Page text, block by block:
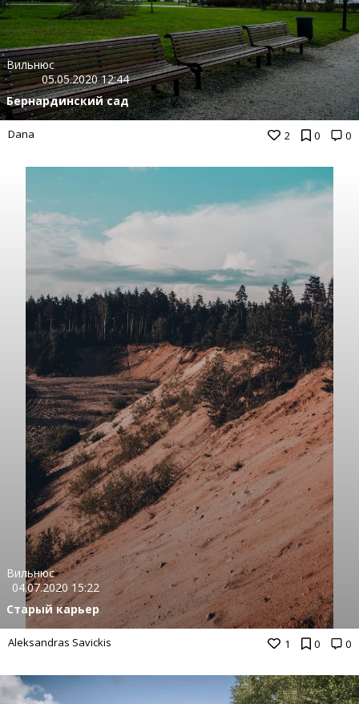
2 0 0
Вильнюс
05.05.2020 12:44
Бернардинский сад
Dana
1 0 0
Вильнюс
04.07.2020 15:22
Старый карьер
Aleksandras Savickis